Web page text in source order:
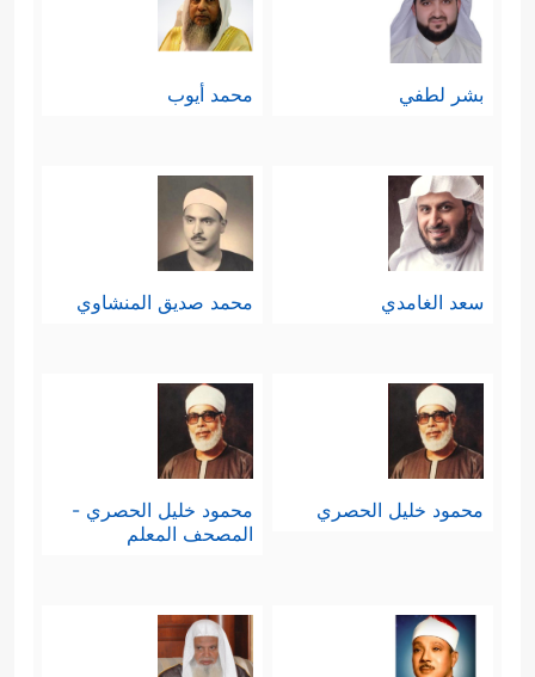
بشر لطفي محمد أيوب
سعد الغامدي محمد صديق المنشاوي
محمود خليل الحصري
محمود خليل الحصري -
المصحف المعلم